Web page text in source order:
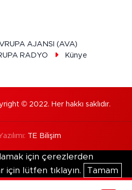
AJANSI (AVA)
RADYO Künye
© 2022. Her hakkı saklıdır.
TE Bilişim
için çerezlerden
için lütfen tıklayın.
Tamam